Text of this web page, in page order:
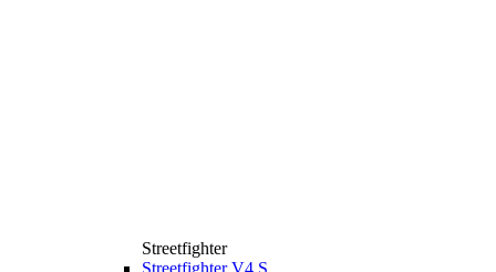
Streetfighter
Streetfighter V4 S